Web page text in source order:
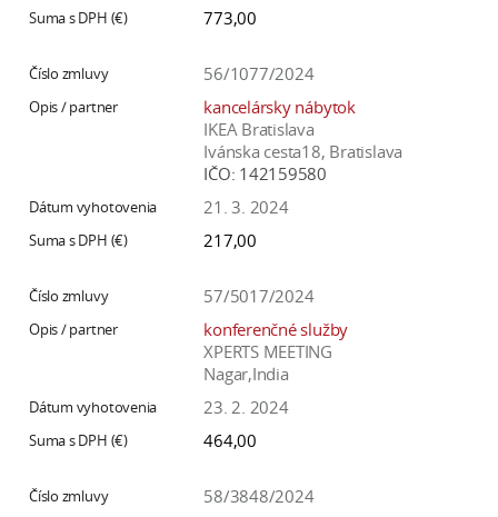
773,00
56/1077/2024
kancelársky nábytok
IKEA Bratislava
Ivánska cesta18, Bratislava
IČO: 142159580
21. 3. 2024
217,00
57/5017/2024
konferenčné služby
XPERTS MEETING
Nagar,India
23. 2. 2024
464,00
58/3848/2024